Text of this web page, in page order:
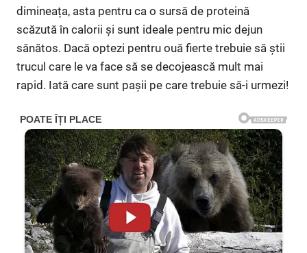
dimineața, asta pentru ca o sursă de proteină
scăzută în calorii și sunt ideale pentru mic dejun
sănătos. Dacă optezi pentru ouă fierte trebuie să știi
trucul care le va face să se decojească mult mai
rapid. Iată care sunt pașii pe care trebuie să-i urmezi!